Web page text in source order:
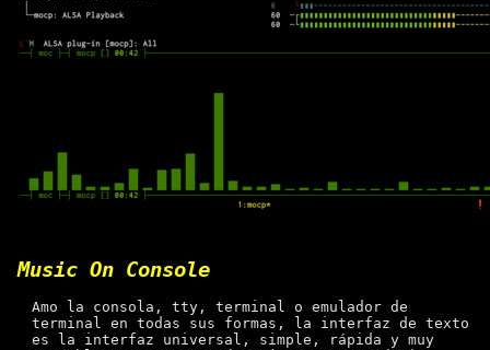
Music On Console
Amo la consola, tty, terminal o emulador de
terminal en todas sus formas, la interfaz de texto
es la interfaz universal, simple, rápida y muy